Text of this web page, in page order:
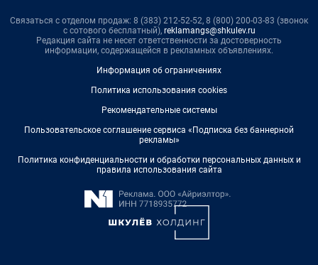
Связаться с отделом продаж: 8 (383) 212-52-52, 8 (800) 200-03-83 (звонок
с сотового бесплатный), reklamangs@shkulev.ru
Редакция сайта не несет ответственности за достоверность
информации, содержащейся в рекламных объявлениях.
Информация об ограничениях
Политика использования cookies
Рекомендательные системы
Пользовательское соглашение сервиса «Подписка без баннерной
рекламы»
Политика конфиденциальности и обработки персональных данных и
правила использования сайта